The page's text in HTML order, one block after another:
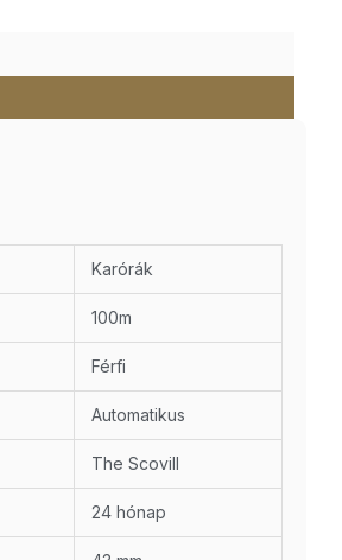
Karórák
100m
Férfi
Automatikus
The Scovill
24 hónap